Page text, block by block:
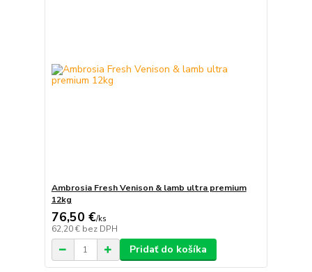
Ambrosia Fresh Venison & lamb ultra premium
12kg
76,50 €/ks
62,20 € bez DPH
Pridať do košíka